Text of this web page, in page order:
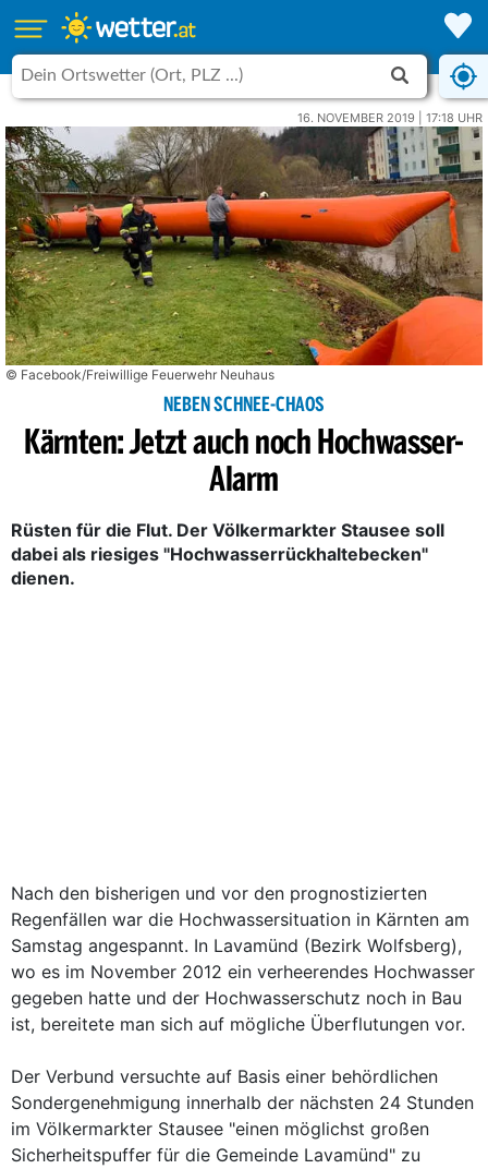
16. NOVEMBER 2019 | 17:18 UHR
© Facebook/Freiwillige Feuerwehr Neuhaus
NEBEN SCHNEE-CHAOS
Kärnten: Jetzt auch noch Hochwasser-
Alarm
Rüsten für die Flut. Der Völkermarkter Stausee soll
dabei als riesiges "Hochwasserrückhaltebecken"
dienen.
Nach den bisherigen und vor den prognostizierten
Regenfällen war die Hochwassersituation in Kärnten am
Samstag angespannt. In Lavamünd (Bezirk Wolfsberg),
wo es im November 2012 ein verheerendes Hochwasser
gegeben hatte und der Hochwasserschutz noch in Bau
ist, bereitete man sich auf mögliche Überflutungen vor.
Der Verbund versuchte auf Basis einer behördlichen
Sondergenehmigung innerhalb der nächsten 24 Stunden
im Völkermarkter Stausee "einen möglichst großen
Sicherheitspuffer für die Gemeinde Lavamünd" zu